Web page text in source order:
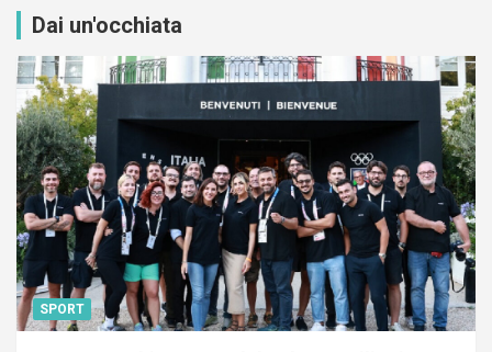
Dai un'occhiata
SPORT